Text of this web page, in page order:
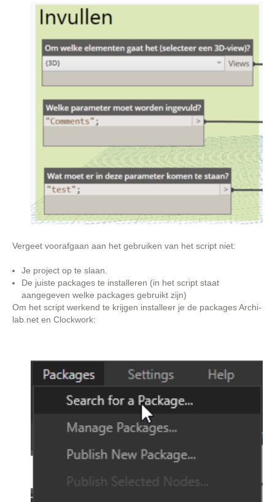
Vergeet voorafgaan aan het gebruiken van het script niet:
Je project op te slaan.
De juiste packages te installeren (in het script staat
aangegeven welke packages gebruikt zijn)
Om het script werkend te krijgen installeer je de packages Archi-
lab.net en Clockwork: